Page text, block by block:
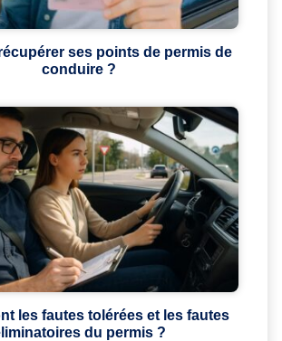
ses points de permis de
conduire ?
les fautes tolérées et les fautes
du permis ?